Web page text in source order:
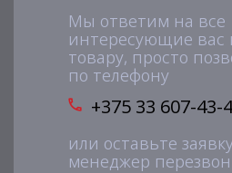
Мы ответим на все
интересующие вас
товару, просто
по телефону
+375 33 607-43-
или оставьте
менеджер